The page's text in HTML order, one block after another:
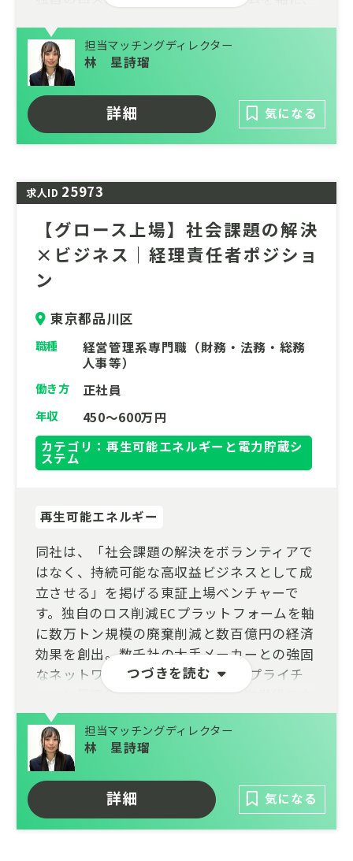
果を創出。数千社に及ぶ大手メーカーとの強
固なネットワークを武器に、現在は企業のサ
プライチェーン最適化を担うBtoBソリュー
ション事業へも領域を拡大しています。
現在は再生可能エネルギーの普及を加速させ
マーケットにおいて、非連続な事業拡大を遂
担当マッチングディレクター
林 星詩瑠
詳細 気になる
求人ID 25973
【グロース上場】社会課題の解決
×ビジネス｜経理責任者ポジショ
ン
東京都品川区
職種
経営管理系専門職（財務・法務・総務
人事等）
働き方 正社員
年収
450～600万円
カテゴリ：再生可能エネルギーと電力貯蔵シ
ステム
つづきを読む
再生可能エネルギー
同社は、「社会課題の解決をボランティアで
はなく、持続可能な高収益ビジネスとして成
立させる」を掲げる東証上場ベンチャーで
す。独自のロス削減ECプラットフォームを軸
に数万トン規模の廃棄削減と数百億円の経済
効果を創出。数千社の大手メーカーとの強固
なネットワークを基盤に、BtoBサプライチ
ェーン最適化や脱炭素を掲げた「次世代エネ
ルギーインフラ事業」へと領域を急速に拡大
させています。
社会の持続可能性に直結する2大巨大マーケ
ット（資源循環・脱炭素）において非連続な
成長を遂げるエキサイティングな第二創業期
において、バックオフィスから事業成長を支
担当マッチングディレクター
林 星詩瑠
詳細 気になる